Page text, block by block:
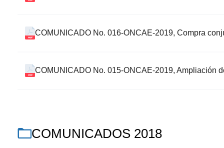
COMUNICADO No. 016-ONCAE-2019, Compra
COMUNICADO No. 015-ONCAE-2019, Ampliación
COMUNICADOS 2018